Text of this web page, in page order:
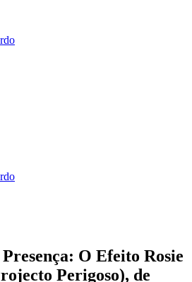
O Efeito Rosie
Perigoso), de